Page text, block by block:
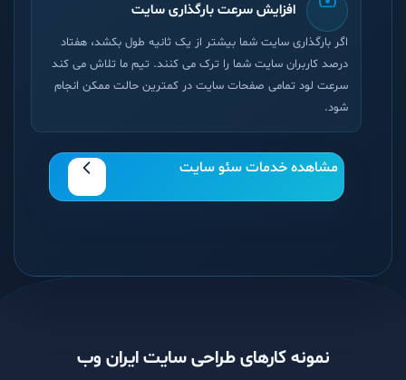
افزایش سرعت بارگذاری سایت
اگر بارگذاری سایت شما بیشتر از یک ثانیه طول بکشد، هفتاد
درصد کاربران سایت شما را ترک می کنند. تیم ما تلاش می کند
سرعت لود تمامی صفحات سایت در کمترین حالت ممکن انجام
شود.
مشاهده خدمات سئو سایت
نمونه کارهای طراحی سایت ایران وب